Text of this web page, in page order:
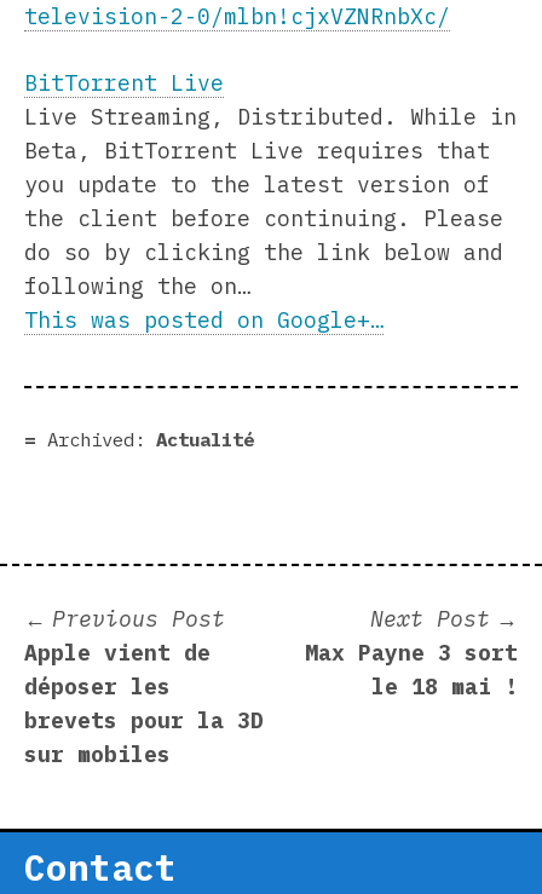
television-2-0/mlbn!cjxVZNRnbXc/
BitTorrent Live
Live Streaming, Distributed. While in
Beta, BitTorrent Live requires that
you update to the latest version of
the client before continuing. Please
do so by clicking the link below and
following the on…
This was posted on Google+…
Archived: Actualité
Post
navigation
Previous Post
Apple vient de
déposer les
brevets pour la 3D
sur mobiles
Next Post
Max Payne 3 sort
le 18 mai !
Contact